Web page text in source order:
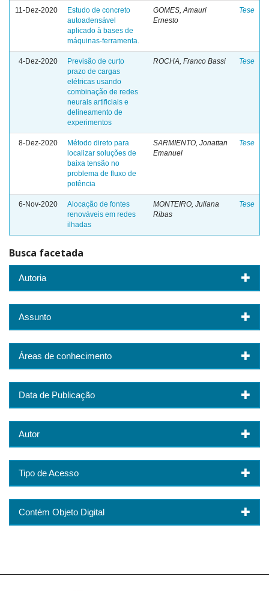
11-Dez-2020
Estudo de concreto
autoadensável
aplicado à bases de
máquinas-ferramenta.
GOMES, Amauri
Ernesto
Tese
4-Dez-2020
Previsão de curto
prazo de cargas
elétricas usando
combinação de redes
neurais artificiais e
delineamento de
experimentos
ROCHA, Franco Bassi Tese
8-Dez-2020
Método direto para
localizar soluções de
baixa tensão no
problema de fluxo de
potência
SARMIENTO, Jonattan
Emanuel
Tese
6-Nov-2020
Alocação de fontes
renováveis em redes
ilhadas
MONTEIRO, Juliana
Ribas
Tese
Busca facetada
Autoria
Assunto
Áreas de conhecimento
Data de Publicação
Autor
Tipo de Acesso
Contém Objeto Digital